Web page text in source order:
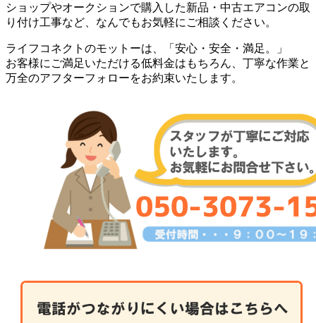
ショップやオークションで購入した新品・中古エアコンの取
り付け工事など、なんでもお気軽にご相談ください。
ライフコネクトのモットーは、「安心・安全・満足。」
お客様にご満足いただける低料金はもちろん、丁寧な作業と
万全のアフターフォローをお約束いたします。